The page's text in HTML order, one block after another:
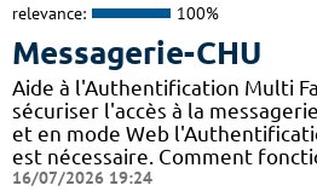
relevance: 100%
Messagerie-CHU
Aide à l'Authentification Multi
sécuriser l'accès à la
et en mode Web
est nécessaire. Comment
16/07/2026 19:24